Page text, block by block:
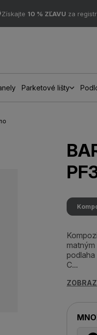
Získajte 10 % ZĽAVU za
Parketové lišty
podlaha
C...